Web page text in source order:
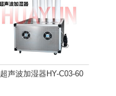
超声波加湿器HY-C03-60